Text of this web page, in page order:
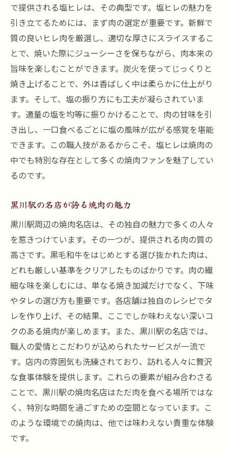
で提供される塩ヒレは、その典型です。塩ヒレの魅力を
引き立てるためには、まず肉の選定が重要です。新鮮で
質の良いヒレ肉を厳選し、適切な厚さにスライスするこ
とで、焼いた際にジューシーさを保ちながら、肉本来の
旨味を楽しむことができます。炭火を使ってじっくりと
焼き上げることで、外は香ばしく中は柔らかに仕上がり
ます。そして、塩の振り方にも工夫が凝らされていま
す。適量の塩を均等に振りかけることで、肉の甘味を引
き出し、一口食べるごとに塩の風味が広がる感覚を堪能
できます。この職人技があるからこそ、塩ヒレは焼肉の
中でも特別な存在として多くの焼肉ファンを魅了してい
るのです。
黒川駅の名店が誇る焼肉の魅力
黒川駅周辺の焼肉名店は、その独自の魅力で多くの人々
を惹きつけています。その一つが、提供される肉の質の
高さです。黒毛和牛をはじめとする選び抜かれた肉は、
どれも厳しい基準をクリアしたものばかりです。肉の繊
細な味を楽しむには、単なる焼き加減だけでなく、下味
やタレの選び方も重要です。各店舗は独自のレシピでタ
レを作り上げ、その結果、ここでしか味わえない深いコ
クのある焼肉が楽しめます。また、黒川駅の名店では、
職人の愛情とこだわりが込められたサービスが一流で
す。店内の雰囲気も洗練されており、訪れる人々に贅沢
な食事体験を提供します。これらの要素が組み合わさる
ことで、黒川駅の焼肉名店はただ肉を食べる場所ではな
く、特別な時間を過ごすための空間となっています。こ
のような環境での焼肉は、他では味わえない貴重な体験
です。